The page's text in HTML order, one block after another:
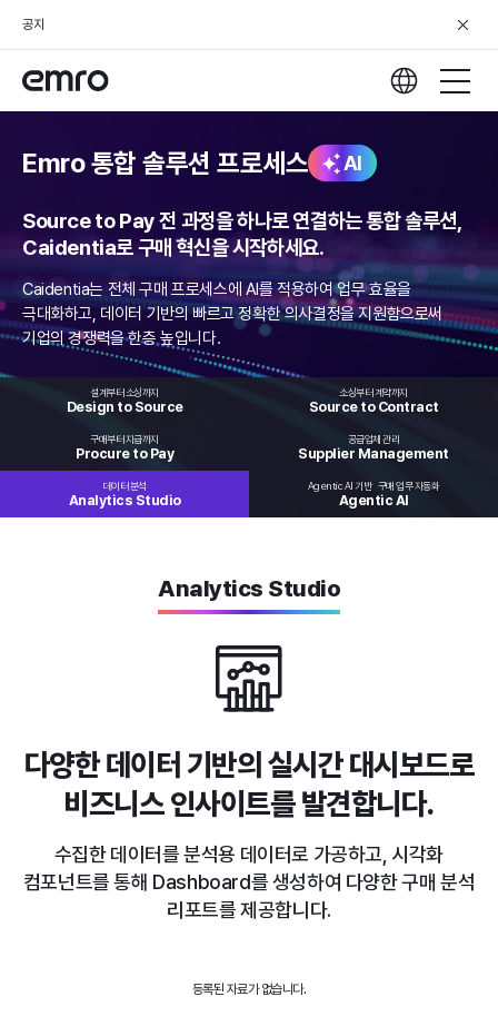
공지
Emro 통합 솔루션 프로세스 AI
Source to Pay 전 과정을 하나로 연결하는 통합 솔루션,
Caidentia로 구매 혁신을 시작하세요.
Caidentia는 전체 구매 프로세스에 AI를 적용하여 업무 효율을
극대화하고, 데이터 기반의 빠르고 정확한 의사결정을 지원함으로써
기업의 경쟁력을 한층 높입니다.
설계부터 소싱까지
Design to Source
소싱부터 계약까지
Source to Contract
구매부터 지급까지
Procure to Pay
공급업체 관리
Supplier Management
데이터 분석
Analytics Studio
Agentic AI 기반 구매 업무 자동화
Agentic AI
Analytics Studio
다양한 데이터 기반의 실시간 대시보드로
비즈니스 인사이트를 발견합니다.
수집한 데이터를 분석용 데이터로 가공하고, 시각화
컴포넌트를 통해 Dashboard를 생성하여 다양한 구매 분석
리포트를 제공합니다.
등록된 자료가 없습니다.